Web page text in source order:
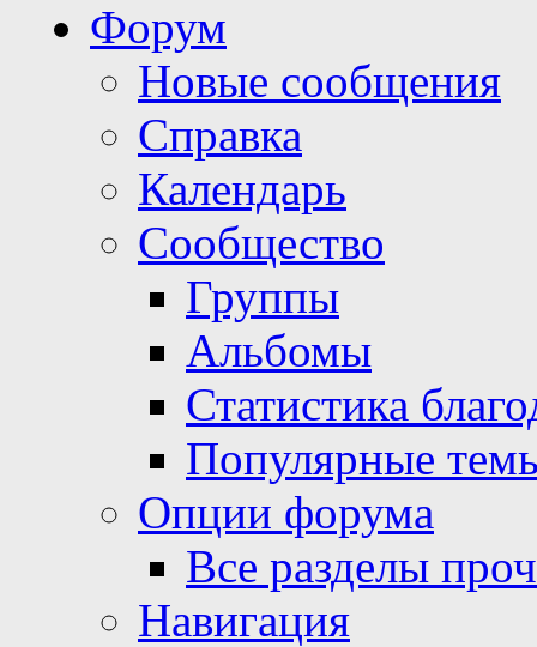
Форум
Новые сообщения
Справка
Календарь
Сообщество
Группы
Альбомы
Статистика
Популярные
Опции форума
Все разделы
Навигация